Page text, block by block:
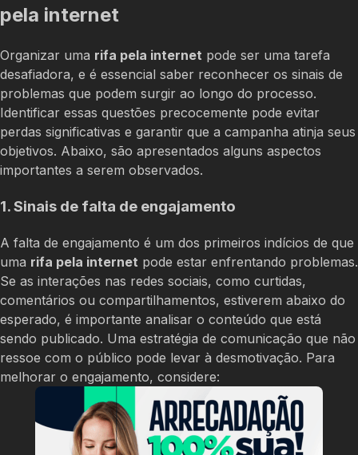
pela internet
Organizar uma rifa pela internet pode ser uma tarefa
desafiadora, e é essencial saber reconhecer os sinais de
problemas que podem surgir ao longo do processo.
Identificar essas questões precocemente pode evitar
perdas significativas e garantir que a campanha atinja seus
objetivos. Abaixo, são apresentados alguns aspectos
importantes a serem observados.
1. Sinais de falta de engajamento
A falta de engajamento é um dos primeiros indícios de que
uma rifa pela internet pode estar enfrentando problemas.
Se as interações nas redes sociais, como curtidas,
comentários ou compartilhamentos, estiverem abaixo do
esperado, é importante analisar o conteúdo que está
sendo publicado. Uma estratégia de comunicação que não
ressoe com o público pode levar à desmotivação. Para
melhorar o engajamento, considere: